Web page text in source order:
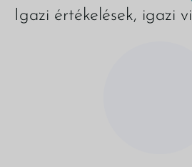
Igazi értékelések, igazi